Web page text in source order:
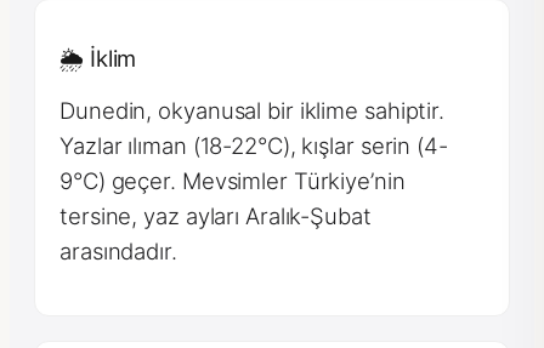
🌦 İklim
Dunedin, okyanusal bir iklime sahiptir.
Yazlar ılıman (18-22°C), kışlar serin (4-
9°C) geçer. Mevsimler Türkiye’nin
tersine, yaz ayları Aralık-Şubat
arasındadır.